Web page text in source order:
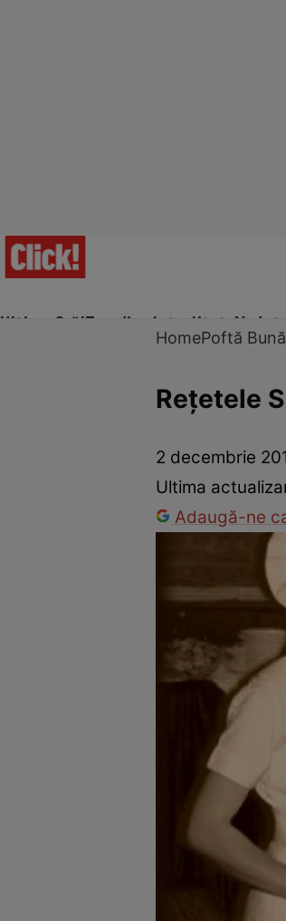
Ultima Oră!Trending Actualitate Vedete
Mâncăruri rapide
HomePoftă Bună
Reţetele
2 decembrie
Ultima
Adaugă-ne